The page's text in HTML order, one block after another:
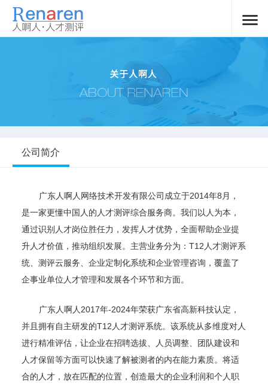
公司简介
广东人啊人网络技术开发有限公司成立于2014年8月，
是一家更懂中国人的人才测评综合服务商。我们以人为本，
通过识别人才岗位胜任力，发挥人才优势，全面帮助企业提
升人才价值，推动组织发展。主营业务分为：T12人才测评系
统、测评云服务、企业定制化系统和企业管理咨询，覆盖了
企事业单位人才管理和发展各个环节和方面。
广东人啊人2017年-2024年荣获广东省高新科技认定，
并且拥有自主研发的T12人才测评系统。该系统从多维度对人
进行精准评估，让企业在招聘选拔、人员调整、团队建设和
人才保留等方面可以快速了解被测者的内在能力素质。将适
合的人才，放在匹配的位置，创造最大的企业利润和个人职